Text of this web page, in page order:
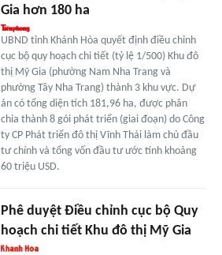
Gia hơn 180 ha
UBND tỉnh Khánh Hòa quyết định điều chỉnh
cục bộ quy hoạch chi tiết (tỷ lệ 1/500) Khu đô
thị Mỹ Gia (phường Nam Nha Trang và
phường Tây Nha Trang) thành 3 khu vực. Dự
án có tổng diện tích 181,96 ha, được phân
chia thành 8 gói phát triển (giai đoạn) do Công
ty CP Phát triển đô thị Vĩnh Thái làm chủ đầu
tư chính và tổng vốn đầu tư ước tính khoảng
60 triệu USD.
Phê duyệt Điều chỉnh cục bộ Quy
hoạch chi tiết Khu đô thị Mỹ Gia